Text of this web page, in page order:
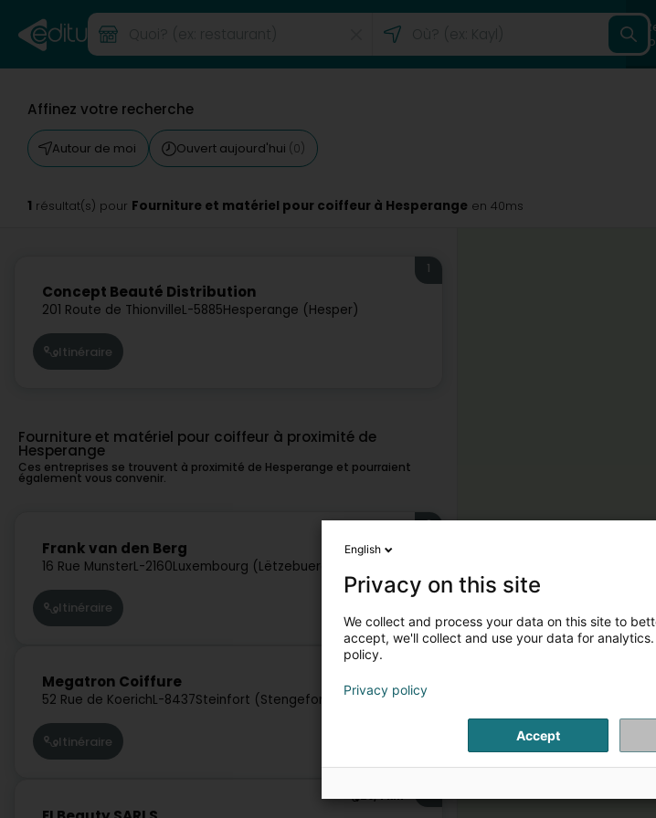
Affinez votre recherche
Autour de moi Ouvert aujourd'hui (0)
1 résultat(s) pour Fourniture et matériel pour coiffeur à Hesperange en 40ms
Concept Beauté Distribution
201 Route de ThionvilleL-5885Hesperange (Hesper)
1
Itinéraire
Fourniture et matériel pour coiffeur à proximité de
Hesperange
Ces entreprises se trouvent à proximité de Hesperange et pourraient
également vous convenir.
Frank van den Berg
16 Rue MunsterL-2160Luxembourg (Lëtzebuerg)
2
Itinéraire
19,8 km
Megatron Coiffure
52 Rue de KoerichL-8437Steinfort (Stengefort)
Itinéraire
20,4 km
English
Privacy on this site
We collect and process your data on this site to
accept, we'll collect and use your data for
policy.
Privacy policy
Accept